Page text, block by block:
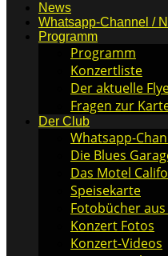
News
Whatsapp-Channel /
Programm
Programm
Konzertliste
Der aktuelle
Fragen zur
Der Club
Whatsapp-
Die Blues
Das Motel
Speisekarte
Fotobücher
Konzert Fotos
Konzert-Videos